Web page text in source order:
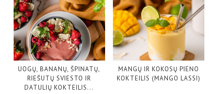
UOGŲ, BANANŲ, ŠPINATŲ,
RIEŠUTŲ SVIESTO IR
DATULIŲ KOKTEILIS...
MANGŲ IR KOKOSŲ PIENO
KOKTEILIS (MANGO LASSI)